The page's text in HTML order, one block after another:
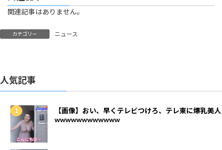
関連記事はありません。
カテゴリー ニュース
人気記事
【画像】おい、早くテレビつけろ、テレ東に爆乳美人
wwwwwwwwwwww